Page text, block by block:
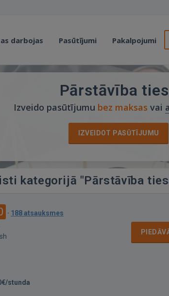
darbojas Pasūtījumi Pakalpojumi
Pārstāvība
Izveido pasūtījumu bez maksas vai
IZVEIDOT PASŪTĪJUMU
kategorijā "Pārstāvība
· 188 atsauksmes
stunda